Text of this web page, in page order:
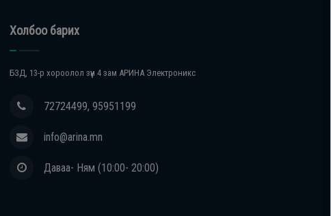
Холбоо барих
БЗД, 13-р хороолол зүүн 4 зам АРИНА Электроникс
72724499, 95951199
info@arina.mn
Даваа- Ням (10:00- 20:00)